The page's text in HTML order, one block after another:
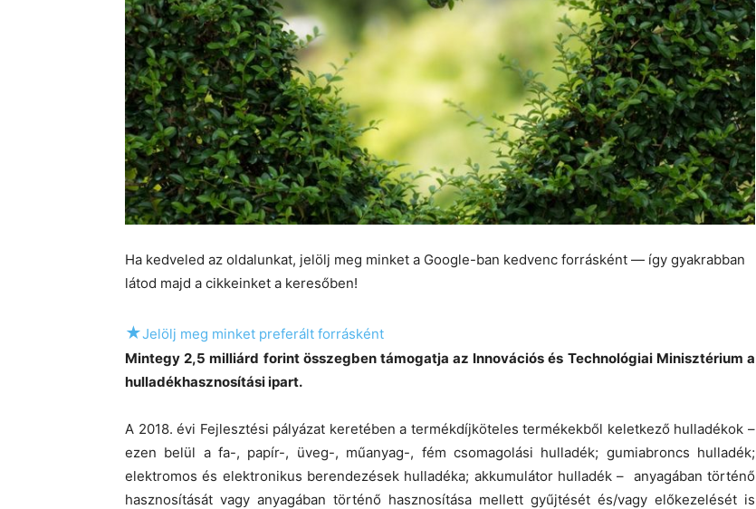
Ha kedveled az oldalunkat, jelölj meg minket a Google-ban kedvenc forrásként — így gyakrabban
látod majd a cikkeinket a keresőben!
★Jelölj meg minket preferált forrásként
Mintegy 2,5 milliárd forint összegben támogatja az Innovációs és Technológiai Minisztérium a
hulladékhasznosítási ipart.
A 2018. évi Fejlesztési pályázat keretében a termékdíjköteles termékekből keletkező hulladékok –
ezen belül a fa-, papír-, üveg-, műanyag-, fém csomagolási hulladék; gumiabroncs hulladék;
elektromos és elektronikus berendezések hulladéka; akkumulátor hulladék – anyagában történő
hasznosítását vagy anyagában történő hasznosítása mellett gyűjtését és/vagy előkezelését is